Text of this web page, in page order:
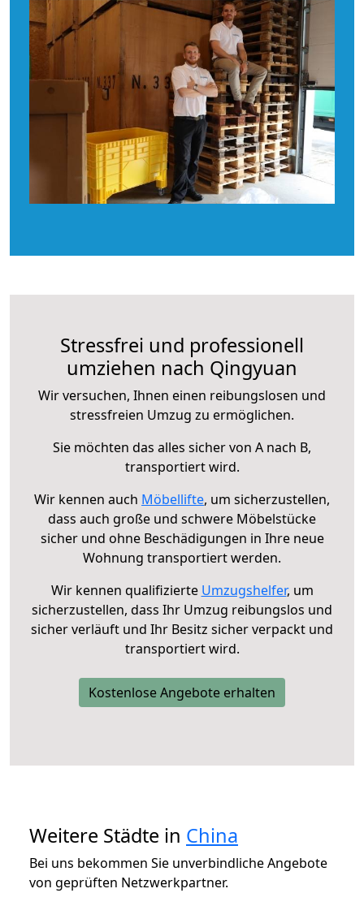
Stressfrei und professionell
umziehen nach Qingyuan
Wir versuchen, Ihnen einen reibungslosen und
stressfreien Umzug zu ermöglichen.
Sie möchten das alles sicher von A nach B,
transportiert wird.
Wir kennen auch Möbellifte, um sicherzustellen,
dass auch große und schwere Möbelstücke
sicher und ohne Beschädigungen in Ihre neue
Wohnung transportiert werden.
Wir kennen qualifizierte Umzugshelfer, um
sicherzustellen, dass Ihr Umzug reibungslos und
sicher verläuft und Ihr Besitz sicher verpackt und
transportiert wird.
Kostenlose Angebote erhalten
Weitere Städte in China
Bei uns bekommen Sie unverbindliche Angebote
von geprüften Netzwerkpartner.